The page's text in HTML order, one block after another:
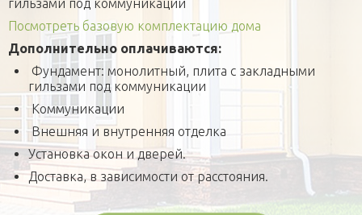
гильзами под коммуникации
Посмотреть базовую комплектацию дома
Дополнительно оплачиваются:
Фундамент: монолитный, плита с закладными
гильзами под коммуникации
Коммуникации
Внешняя и внутренняя отделка
Установка окон и дверей.
Доставка, в зависимости от расстояния.